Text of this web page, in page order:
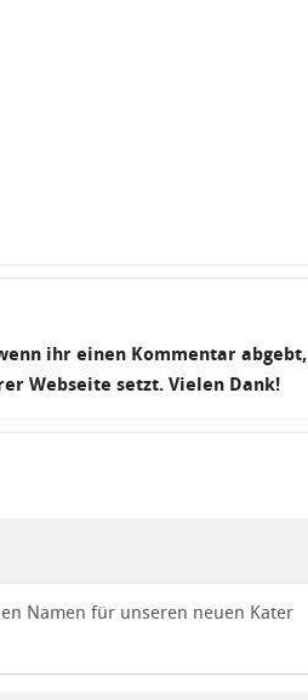
ihr einen Kommentar abgebt,
Webseite setzt. Vielen Dank!
Namen für unseren neuen Kater